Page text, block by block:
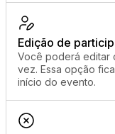
Edição de
Você poderá editar
vez. Essa opção
início do evento.